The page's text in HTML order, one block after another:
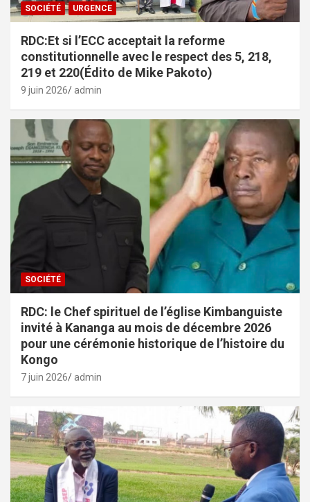
SOCIÉTÉ URGENCE
RDC:Et si l’ECC acceptait la reforme
constitutionnelle avec le respect des 5, 218,
219 et 220(Édito de Mike Pakoto)
9 juin 2026 admin
SOCIÉTÉ
RDC: le Chef spirituel de l’église Kimbanguiste
invité à Kananga au mois de décembre 2026
pour une cérémonie historique de l’histoire du
Kongo
7 juin 2026 admin